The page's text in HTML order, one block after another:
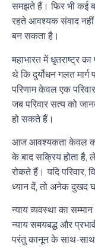
समझते हैं। फिर भी कई
रहते आवश्यक संवाद
बन सकता है।
महाभारत में धृतराष्ट्र
थे कि दुर्योधन गलत
परिणाम केवल एक
जब परिवार सत्य को
हो सकते हैं।
आज आवश्यकता केवल
के बाद सक्रिय होता है,
रोकते हैं। यदि परिवार,
ध्यान दें, तो अनेक दुखद
न्याय व्यवस्था का
न्याय समयबद्ध और
परंतु कानून के साथ-साथ